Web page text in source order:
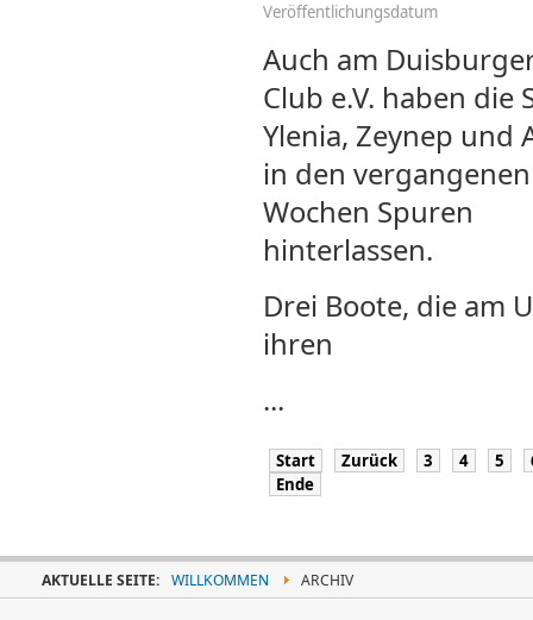
Veröffentlichungsdatum
Auch am
Club e.V. haben die
Ylenia, Zeynep und
in den vergangenen
Wochen Spuren
hinterlassen.
Drei Boote, die am
ihren
...
Start Zurück 3 4 5
Ende
AKTUELLE SEITE: WILLKOMMEN ARCHIV